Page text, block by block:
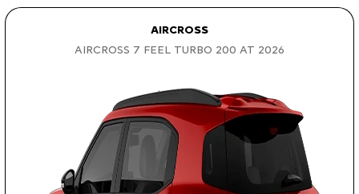
AIRCROSS
AIRCROSS 7 FEEL TURBO 200 AT 2026